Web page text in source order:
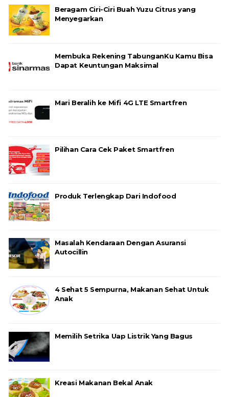
Beragam Ciri-Ciri Buah Yuzu Citrus yang
Menyegarkan
Membuka Rekening TabunganKu Kamu Bisa
Dapat Keuntungan Maksimal
Mari Beralih ke Mifi 4G LTE Smartfren
Pilihan Cara Cek Paket Smartfren
Produk Terlengkap Dari Indofood
Masalah Kendaraan Dengan Asuransi
Autocillin
4 Sehat 5 Sempurna, Makanan Sehat Untuk
Anak
Memilih Setrika Uap Listrik Yang Bagus
Kreasi Makanan Bekal Anak